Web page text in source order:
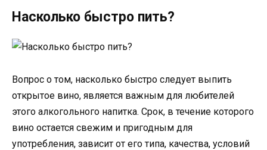
Насколько быстро пить?
Вопрос о том, насколько быстро следует выпить
открытое вино, является важным для любителей
этого алкогольного напитка. Срок, в течение которого
вино остается свежим и пригодным для
употребления, зависит от его типа, качества, условий